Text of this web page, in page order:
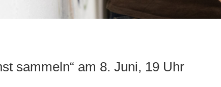
sammeln“ am 8. Juni, 19 Uhr